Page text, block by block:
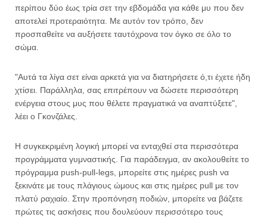
περίπου δύο έως τρία σετ την εβδομάδα για κάθε μυ που δεν
αποτελεί προτεραιότητα. Με αυτόν τον τρόπο, δεν
προσπαθείτε να αυξήσετε ταυτόχρονα τον όγκο σε όλο το
σώμα.
"Αυτά τα λίγα σετ είναι αρκετά για να διατηρήσετε ό,τι έχετε ήδη
χτίσει. Παράλληλα, σας επιτρέπουν να δώσετε περισσότερη
ενέργεια στους μυς που θέλετε πραγματικά να αναπτύξετε",
λέει ο Γκονζάλες.
Η συγκεκριμένη λογική μπορεί να ενταχθεί στα περισσότερα
προγράμματα γυμναστικής. Για παράδειγμα, αν ακολουθείτε το
πρόγραμμα push-pull-legs, μπορείτε στις ημέρες push να
ξεκινάτε με τους πλάγιους ώμους και στις ημέρες pull με τον
πλατύ ραχιαίο. Στην προπόνηση ποδιών, μπορείτε να βάζετε
πρώτες τις ασκήσεις που δουλεύουν περισσότερο τους